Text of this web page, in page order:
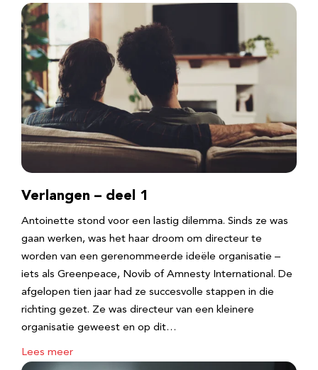
Verlangen – deel 1
Antoinette stond voor een lastig dilemma. Sinds ze was
gaan werken, was het haar droom om directeur te
worden van een gerenommeerde ideële organisatie –
iets als Greenpeace, Novib of Amnesty International. De
afgelopen tien jaar had ze succesvolle stappen in die
richting gezet. Ze was directeur van een kleinere
organisatie geweest en op dit…
Lees meer